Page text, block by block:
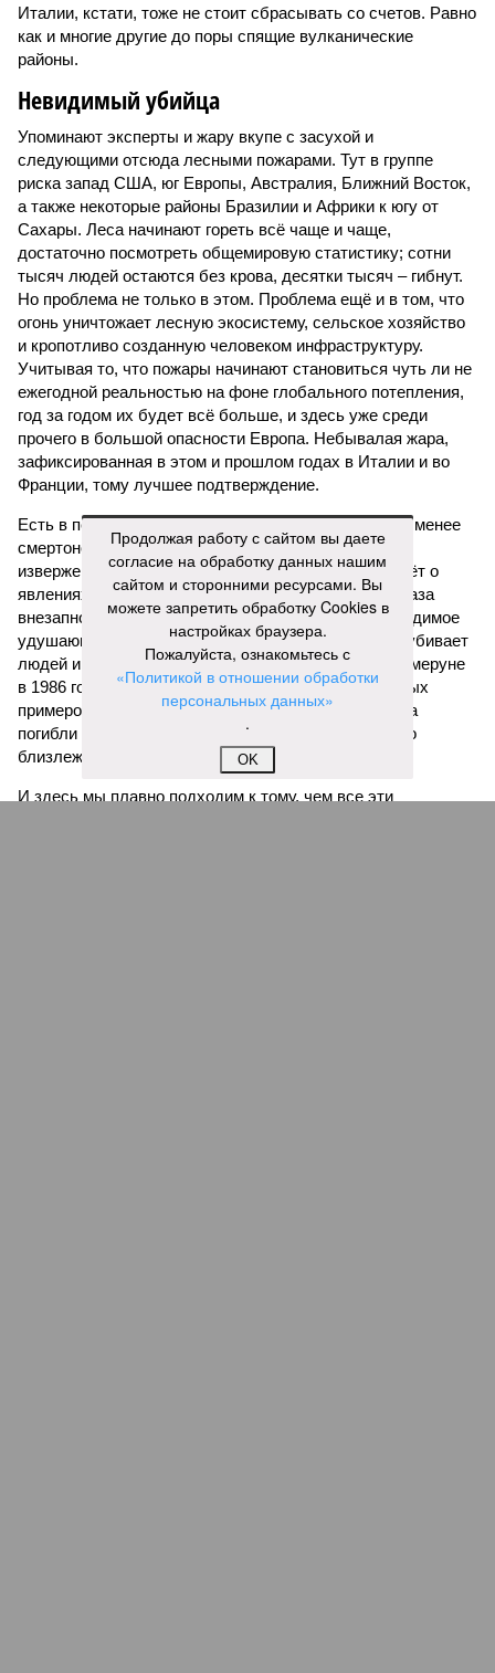
Италии, кстати, тоже не стоит сбрасывать со счетов. Равно
как и многие другие до поры спящие вулканические
районы.
Невидимый убийца
Упоминают эксперты и жару вкупе с засухой и
следующими отсюда лесными пожарами. Тут в группе
риска запад США, юг Европы, Австралия, Ближний Восток,
а также некоторые районы Бразилии и Африки к югу от
Сахары. Леса начинают гореть всё чаще и чаще,
достаточно посмотреть общемировую статистику; сотни
тысяч людей остаются без крова, десятки тысяч – гибнут.
Но проблема не только в этом. Проблема ещё и в том, что
огонь уничтожает лесную экосистему, сельское хозяйство
и кропотливо созданную человеком инфраструктуру.
Учитывая то, что пожары начинают становиться чуть ли не
ежегодной реальностью на фоне глобального потепления,
год за годом их будет всё больше, и здесь уже среди
прочего в большой опасности Европа. Небывалая жара,
зафиксированная в этом и прошлом годах в Италии и во
Франции, тому лучшее подтверждение.
Есть в перечне A-Z Animals и экзотика, впрочем, не менее
смертоносная. Это, в частности, «лимнические
извержения», о которых мало кто слышал. Речь идёт о
явлениях, когда большое количество углекислого газа
внезапно вырывается из глубин озёр, образуя невидимое
удушающее газовое облако, которое безжалостно убивает
людей и животных. Катастрофа на озере Ньос в Камеруне
в 1986 году остаётся одним из наиболее чудовищных
примеров: более 1700 человек и тысячи голов скота
погибли из-за внезапного выброса CO₂, накрывшего
близлежащие деревни.
И здесь мы плавно подходим к тому, чем все эти
Продолжая работу с сайтом вы даете
согласие на обработку данных нашим
сайтом и сторонними ресурсами. Вы
можете запретить обработку Cookies в
настройках браузера.
Пожалуйста, ознакомьтесь с
«Политикой в отношении обработки
персональных данных»
.
OK